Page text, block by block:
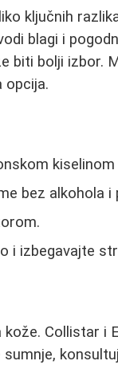
ključnih
blagi i
biti bolji izbor.
opcija.
kiselinom
bez alkohola i
i izbegavajte
Collistar i